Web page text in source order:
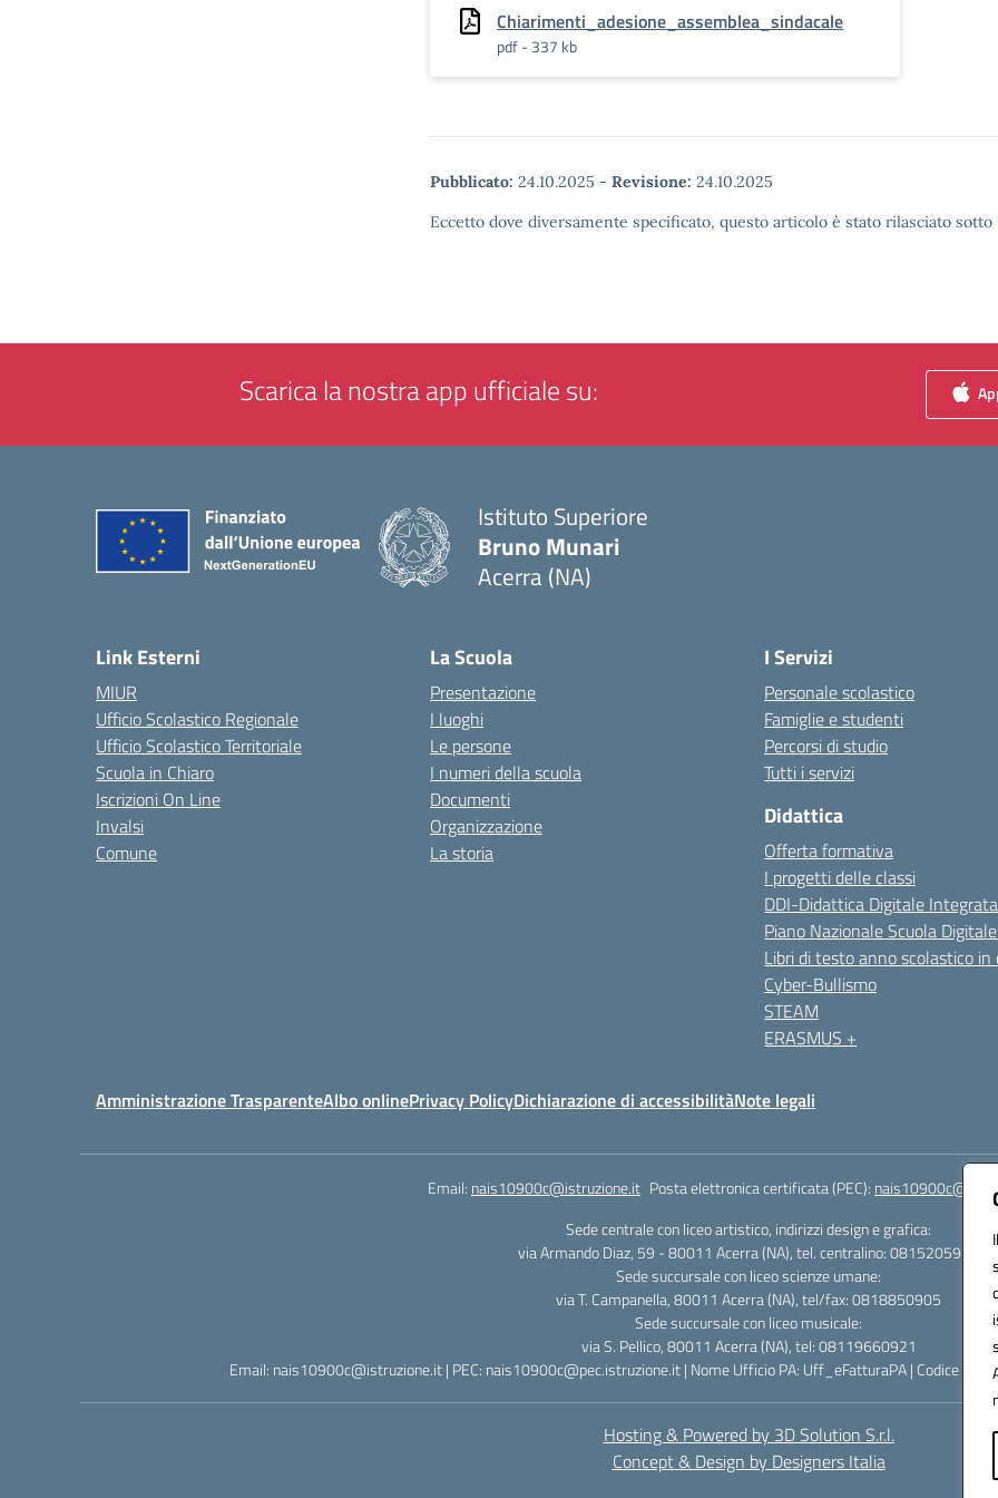
Chiarimenti_adesione_assemblea_sindacale
pdf - 337 kb
Pubblicato: 24.10.2025 - Revisione: 24.10.2025
Eccetto dove diversamente specificato, questo articolo è stato rilasciato
Scarica la nostra app ufficiale su:
Istituto Superiore
Bruno Munari
Acerra (NA)
Link Esterni
MIUR
Ufficio Scolastico Regionale
Ufficio Scolastico Territoriale
Scuola in Chiaro
Iscrizioni On Line
Invalsi
Comune
La Scuola
Presentazione
I luoghi
Le persone
I numeri della scuola
Documenti
Organizzazione
La storia
I Servizi
Personale scolastico
Famiglie e studenti
Percorsi di studio
Tutti i servizi
Didattica
Offerta formativa
I progetti delle classi
DDI-Didattica Digitale Integrata
Piano Nazionale Scuola
Libri di testo anno scolastico in
Cyber-Bullismo
STEAM
ERASMUS +
Amministrazione TrasparenteAlbo onlinePrivacy PolicyDichiarazione di accessibilitàNote legali
Email: nais10900c@istruzione.it Posta elettronica certificata (PEC):
Sede centrale con liceo artistico, indirizzi design e grafica:
via Armando Diaz, 59 - 80011 Acerra (NA), tel. centralino: 0815205935
Sede succursale con liceo scienze umane:
via T. Campanella, 80011 Acerra (NA), tel/fax: 0818850905
Sede succursale con liceo musicale:
via S. Pellico, 80011 Acerra (NA), tel: 08119660921
Email: nais10900c@istruzione.it | PEC: nais10900c@pec.istruzione.it | Nome Ufficio PA: Uff_eFatturaPA | Codice
Hosting & Powered by 3D Solution S.r.l.
Concept & Design by Designers Italia